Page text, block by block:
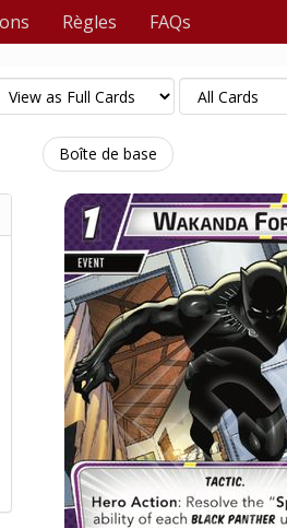
Règles FAQs
Boîte de base